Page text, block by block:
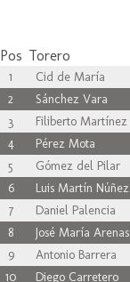
Pos Torero
1 Cid de María
2
Sánchez Vara
3
Filiberto Martínez
4
Pérez Mota
5
Gómez del Pilar
6
Luis Martín Núñez
7
Daniel Palencia
8
José María Arenas
9
Antonio Barrera
10
Diego Carretero